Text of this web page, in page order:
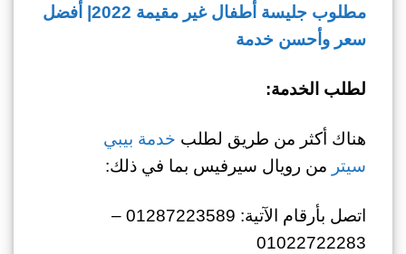
مطلوب جليسة أطفال غير مقيمة 2022| أفضل
سعر وأحسن خدمة
لطلب الخدمة:
هناك أكثر من طريق لطلب خدمة بيبي
سيتر من رويال سيرفيس بما في ذلك:
اتصل بأرقام الآتية: 01287223589 –
01022722283